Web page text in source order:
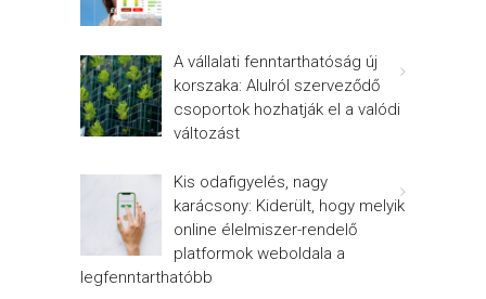
A vállalati fenntarthatóság új
korszaka: Alulról szerveződő
csoportok hozhatják el a valódi
változást
Kis odafigyelés, nagy
karácsony: Kiderült, hogy melyik
online élelmiszer-rendelő
platformok weboldala a
legfenntarthatóbb